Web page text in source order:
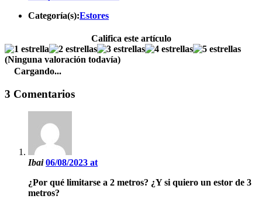
Categoría(s):Estores
Califica este artículo
(Ninguna valoración todavía)
Cargando...
3 Comentarios
Ibai06/08/2023 at
¿Por qué limitarse a 2 metros? ¿Y si quiero un estor de 3
metros?